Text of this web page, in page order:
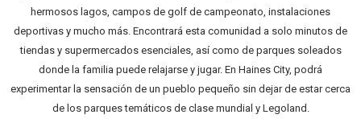
hermosos lagos, campos de golf de campeonato, instalaciones
deportivas y mucho más. Encontrará esta comunidad a solo minutos de
tiendas y supermercados esenciales, así como de parques soleados
donde la familia puede relajarse y jugar. En Haines City, podrá
experimentar la sensación de un pueblo pequeño sin dejar de estar cerca
de los parques temáticos de clase mundial y Legoland.